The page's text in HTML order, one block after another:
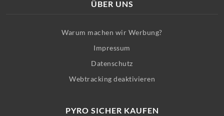
ÜBER UNS
Warum machen wir Werbung?
Impressum
Datenschutz
Webtracking deaktivieren
PYRO SICHER KAUFEN